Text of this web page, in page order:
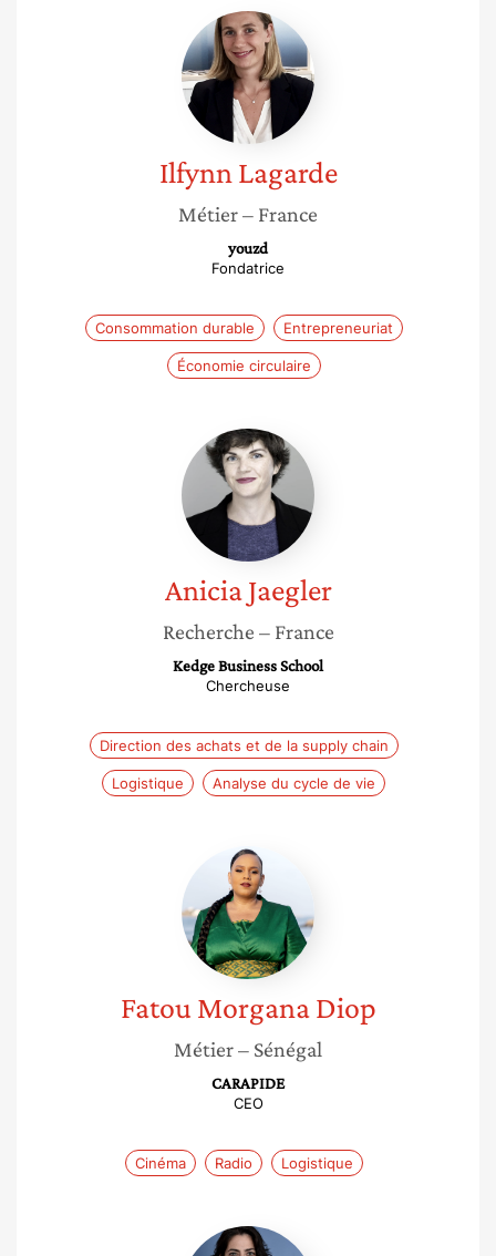
Ilfynn
Lagarde
Ilfynn Lagarde
Métier– France
youzd
Fondatrice
Consommation durable Entrepreneuriat
Économie circulaire
Anicia
Jaegler
Anicia Jaegler
Recherche – France
Kedge Business School
Chercheuse
Direction des achats et de la supply chain
Logistique Analyse du cycle de vie
Fatou
Morgana
Diop
Fatou Morgana Diop
Métier– Sénégal
CARAPIDE
CEO
Cinéma Radio Logistique
Nathalie